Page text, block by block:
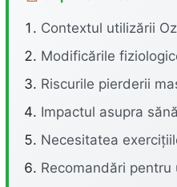
Contextul utilizării
Modificările
Riscurile pierderii
Impactul asupra
Necesitatea
Recomandări